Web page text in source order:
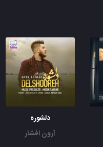
دلشوره
آرون افشار